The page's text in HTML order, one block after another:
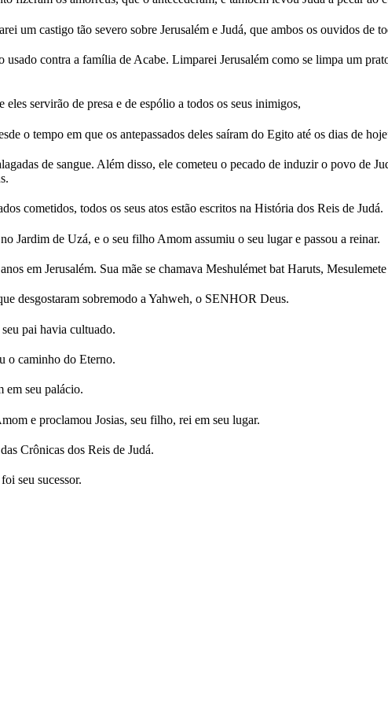
um castigo tão severo sobre Jerusalém e Judá, que ambos os ouvidos de
contra a família de Acabe. Limparei Jerusalém como se limpa um
servirão de presa e de espólio a todos os seus inimigos,
o tempo em que os antepassados deles saíram do Egito até os dias de
de sangue. Além disso, ele cometeu o pecado de induzir o povo de
cometidos, todos os seus atos estão escritos na História dos Reis de Judá.
Jardim de Uzá, e o seu filho Amom assumiu o seu lugar e passou a reinar.
em Jerusalém. Sua mãe se chamava Meshulémet bat Haruts,
desgostaram sobremodo a Yahweh, o SENHOR Deus.
pai havia cultuado.
o caminho do Eterno.
em seu palácio.
e proclamou Josias, seu filho, rei em seu lugar.
Crônicas dos Reis de Judá.
seu sucessor.